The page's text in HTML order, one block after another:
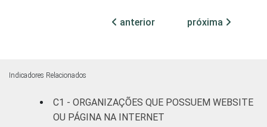
Desenvolvimento
anterior próxima
Indicadores Relacionados
C1 - ORGANIZAÇÕES QUE POSSUEM WEBSITE
OU PÁGINA NA INTERNET